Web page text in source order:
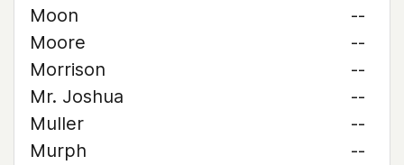
Moon
--
Moore
--
Morrison
--
Mr. Joshua
--
Muller
--
Murph
--